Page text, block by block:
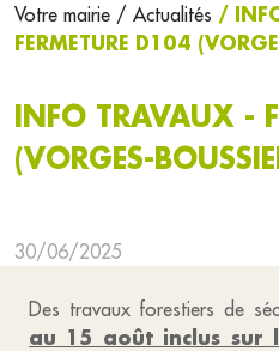
Votre mairie / Actualités /
FERMETURE D104
INFO TRAVAUX -
(VORGES-
30/06/2025
Des travaux forestiers de
au 15 août inclus sur